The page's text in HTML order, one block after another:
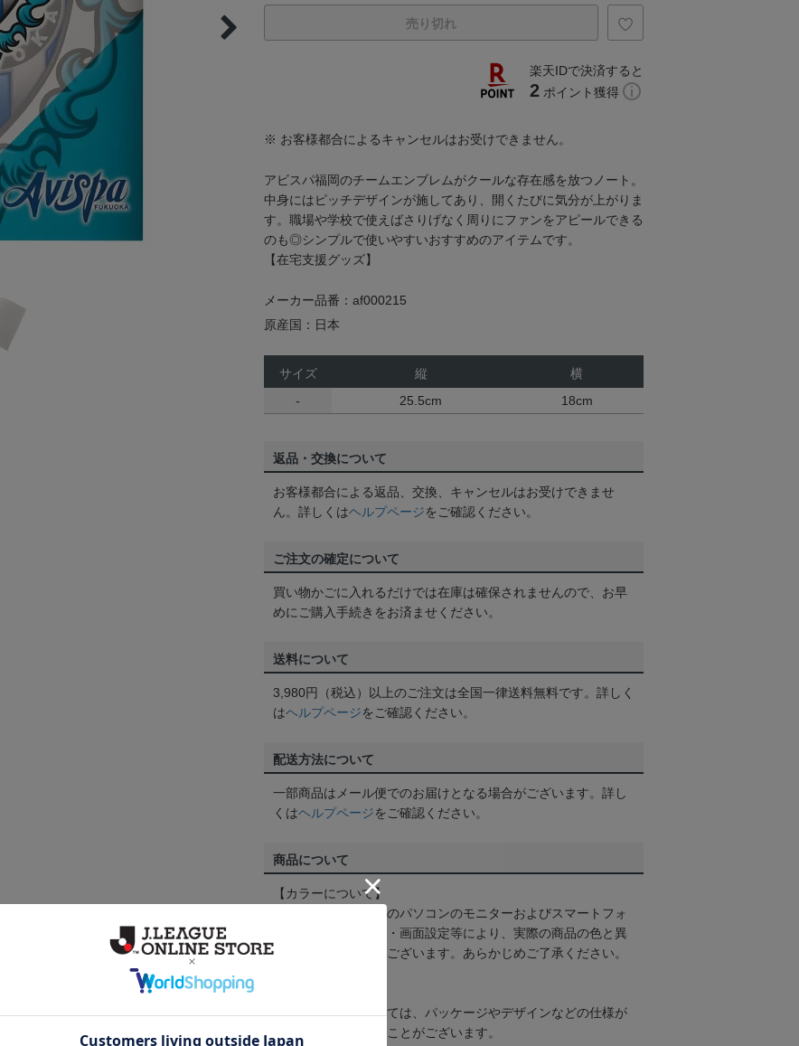
売り切れ
楽天IDで決済すると
2 ポイント獲得
※ お客様都合によるキャンセルはお受けできません。
アビスパ福岡のチームエンブレムがクールな存在感を放つノート。
中身にはピッチデザインが施してあり、開くたびに気分が上がりま
す。職場や学校で使えばさりげなく周りにファンをアピールできる
のも◎シンプルで使いやすいおすすめのアイテムです。
【在宅支援グッズ】
メーカー品番：af000215
原産国：日本
サイズ 縦
横
-
25.5cm 18cm
返品・交換について
お客様都合による返品、交換、キャンセルはお受けできませ
ん。詳しくはヘルプページをご確認ください。
ご注文の確定について
買い物かごに入れるだけでは在庫は確保されませんので、お早
めにご購入手続きをお済ませください。
送料について
3,980円（税込）以上のご注文は全国一律送料無料です。詳しく
はヘルプページをご確認ください。
配送方法について
一部商品はメール便でのお届けとなる場合がございます。詳し
くはヘルプページをご確認ください。
商品について
【カラーについて】
商品画像は、お使いのパソコンのモニターおよびスマートフォ
ンのメーカー・機種・画面設定等により、実際の商品の色と異
なって見える場合がございます。あらかじめご了承ください。
取り扱い商品によっては、パッケージやデザインなどの仕様が
予告なく変更になることがございます。